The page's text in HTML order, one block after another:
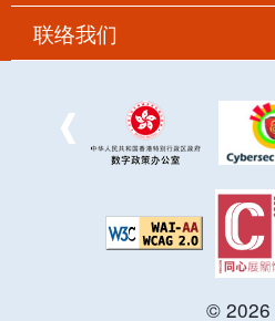
联络我们
© 2026